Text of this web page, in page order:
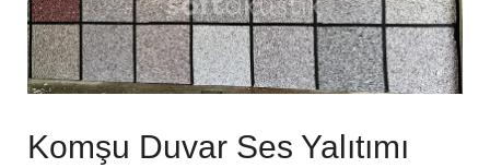
Komşu Duvar Ses Yalıtımı